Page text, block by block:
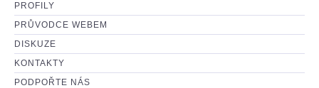
PROFILY
PRŮVODCE WEBEM
DISKUZE
KONTAKTY
PODPOŘTE NÁS